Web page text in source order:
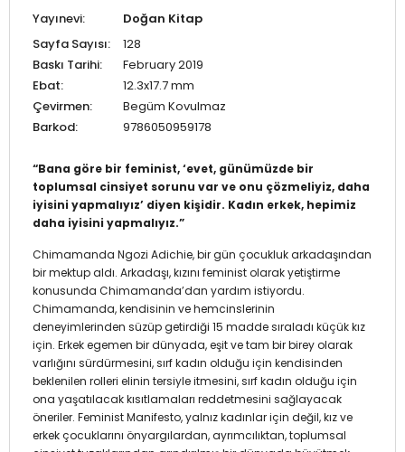
Yayınevi:
Doğan Kitap
Sayfa Sayısı:
128
Baskı Tarihi:
February 2019
Ebat:
12.3x17.7 mm
Çevirmen:
Begüm Kovulmaz
Barkod:
9786050959178
“Bana göre bir feminist, ‘evet, günümüzde bir
toplumsal cinsiyet sorunu var ve onu çözmeliyiz, daha
iyisini yapmalıyız’ diyen kişidir. Kadın erkek, hepimiz
daha iyisini yapmalıyız.”
Chimamanda Ngozi Adichie, bir gün çocukluk arkadaşından
bir mektup aldı. Arkadaşı, kızını feminist olarak yetiştirme
konusunda Chimamanda’dan yardım istiyordu.
Chimamanda, kendisinin ve hemcinslerinin
deneyimlerinden süzüp getirdiği 15 madde sıraladı küçük kız
için. Erkek egemen bir dünyada, eşit ve tam bir birey olarak
varlığını sürdürmesini, sırf kadın olduğu için kendisinden
beklenilen rolleri elinin tersiyle itmesini, sırf kadın olduğu için
ona yaşatılacak kısıtlamaları reddetmesini sağlayacak
öneriler. Feminist Manifesto, yalnız kadınlar için değil, kız ve
erkek çocuklarını önyargılardan, ayrımcılıktan, toplumsal